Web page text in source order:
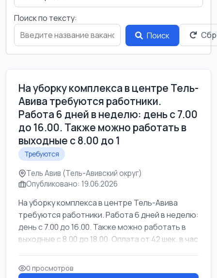
Поиск по тексту:
Поиск
На уборку комплекса в центре Тель-
Авива требуются работники.
Работа 6 дней в неделю: день с 7.00
до 16.00. Также можно работать в
выходные с 8.00 до 1
Требуются
Тель Авив (Тель-Авивский округ)
Опубликовано: 19.06.2026
На уборку комплекса в центре Тель-Авива
требуются работники. Работа 6 дней в неделю:
день с 7.00 до 16.00. Также можно работать в
выходные с 8.00 до 18.00. Оплата от 42 шек. в час
0 просмотров